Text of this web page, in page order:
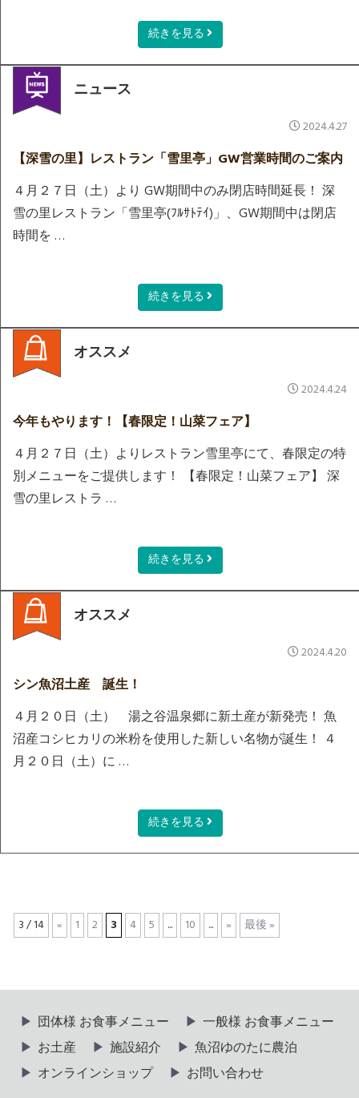
続きを見る
ニュース
2024.4.27
【深雪の里】レストラン「雪里亭」GW営業時間のご案内
４月２７日（土）より GW期間中のみ閉店時間延長！ 深
雪の里レストラン「雪里亭(ﾌﾙｻﾄﾃｲ)」、GW期間中は閉店
時間を …
続きを見る
オススメ
2024.4.24
今年もやります！【春限定！山菜フェア】
４月２７日（土）よりレストラン雪里亭にて、春限定の特
別メニューをご提供します！ 【春限定！山菜フェア】 深
雪の里レストラ …
続きを見る
オススメ
2024.4.20
シン魚沼土産 誕生！
４月２０日（土） 湯之谷温泉郷に新土産が新発売！ 魚
沼産コシヒカリの米粉を使用した新しい名物が誕生！ ４
月２０日（土）に …
続きを見る
3 / 14 « 1 2 3 4 5 ... 10 ... » 最後 »
団体様 お食事メニュー
一般様 お食事メニュー
お土産
施設紹介
魚沼ゆのたに農泊
オンラインショップ
お問い合わせ